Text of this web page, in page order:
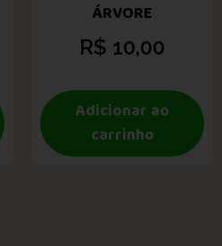
ÁRVORE
R$ 10,00
Adicionar ao
carrinho